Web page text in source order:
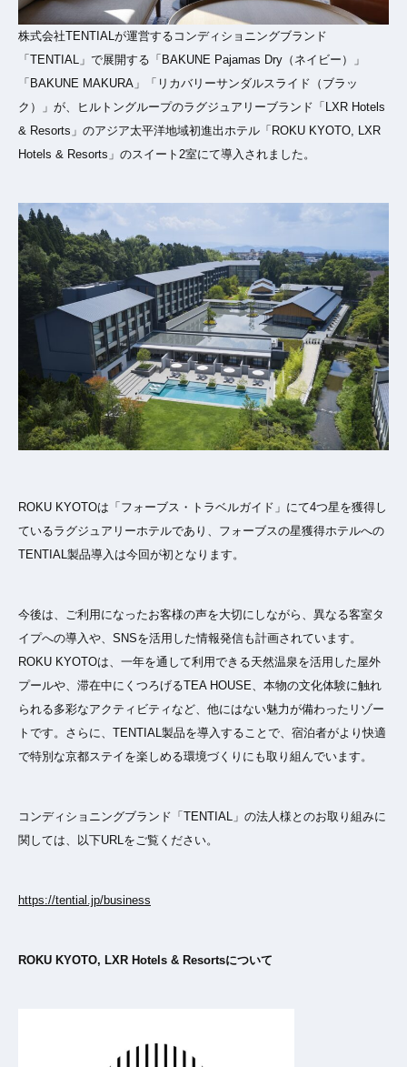
株式会社TENTIALが運営するコンディショニングブランド
「TENTIAL」で展開する「BAKUNE Pajamas Dry（ネイビー）」
「BAKUNE MAKURA」「リカバリーサンダルスライド（ブラッ
ク）」が、ヒルトングループのラグジュアリーブランド「LXR Hotels
& Resorts」のアジア太平洋地域初進出ホテル「ROKU KYOTO, LXR
Hotels & Resorts」のスイート2室にて導入されました。
ROKU KYOTOは「フォーブス・トラベルガイド」にて4つ星を獲得し
ているラグジュアリーホテルであり、フォーブスの星獲得ホテルへの
TENTIAL製品導入は今回が初となります。
今後は、ご利用になったお客様の声を大切にしながら、異なる客室タ
イプへの導入や、SNSを活用した情報発信も計画されています。
ROKU KYOTOは、一年を通して利用できる天然温泉を活用した屋外
プールや、滞在中にくつろげるTEA HOUSE、本物の文化体験に触れ
られる多彩なアクティビティなど、他にはない魅力が備わったリゾー
トです。さらに、TENTIAL製品を導入することで、宿泊者がより快適
で特別な京都ステイを楽しめる環境づくりにも取り組んでいます。
コンディショニングブランド「TENTIAL」の法人様とのお取り組みに
関しては、以下URLをご覧ください。
https://tential.jp/business
ROKU KYOTO, LXR Hotels & Resortsについて